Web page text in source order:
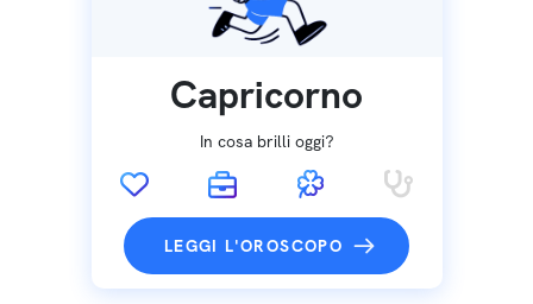
Capricorno
In cosa brilli oggi?
LEGGI L'OROSCOPO